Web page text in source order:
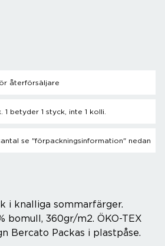
återförsäljare
1 betyder 1 styck, inte 1 kolli.
se "förpackningsinformation" nedan
i knalliga sommarfärger.
bomull, 360gr/m2. ÖKO-TEX
Bercato Packas i plastpåse.